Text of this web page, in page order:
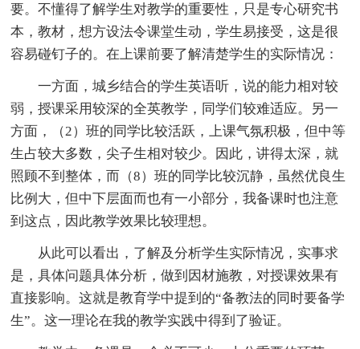
要。不懂得了解学生对教学的重要性，只是专心研究书
本，教材，想方设法令课堂生动，学生易接受，这是很
容易碰钉子的。在上课前要了解清楚学生的实际情况：
一方面，城乡结合的学生英语听，说的能力相对较
弱，授课采用较深的全英教学，同学们较难适应。另一
方面，（2）班的同学比较活跃，上课气氛积极，但中等
生占较大多数，尖子生相对较少。因此，讲得太深，就
照顾不到整体，而（8）班的同学比较沉静，虽然优良生
比例大，但中下层面而也有一小部分，我备课时也注意
到这点，因此教学效果比较理想。
从此可以看出，了解及分析学生实际情况，实事求
是，具体问题具体分析，做到因材施教，对授课效果有
直接影响。这就是教育学中提到的“备教法的同时要备学
生”。这一理论在我的教学实践中得到了验证。